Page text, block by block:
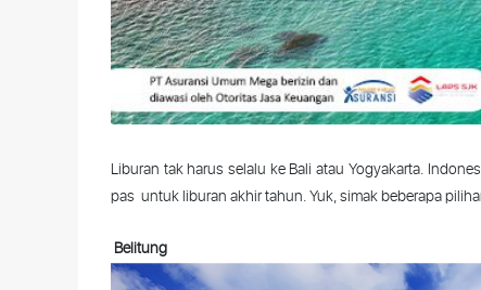
Liburan tak harus selalu ke Bali atau Yogyakarta.
pas untuk liburan akhir tahun. Yuk, simak beberapa
Belitung